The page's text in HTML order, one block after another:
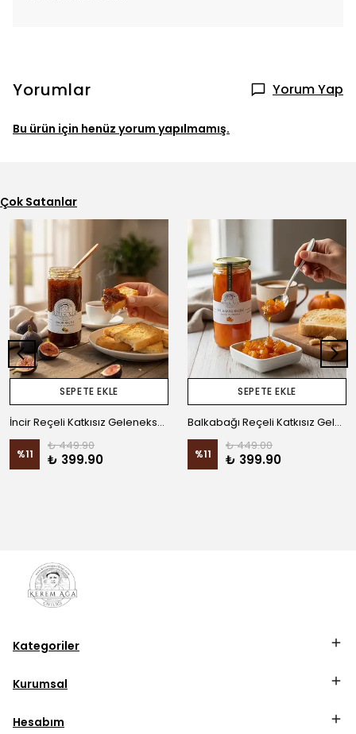
Yorumlar Yorum Yap
Bu ürün için henüz yorum yapılmamış.
Çok Satanlar
SEPETE EKLE
İncir Reçeli Katkısız Geleneksel Ev Yapımı
%11
₺ 449.90
₺ 399.90
SEPETE EKLE
Balkabağı Reçeli Katkısız Geleneksel Ev Yapımı
%11
₺ 449.00
₺ 399.90
Kategoriler
Kurumsal
Hesabım